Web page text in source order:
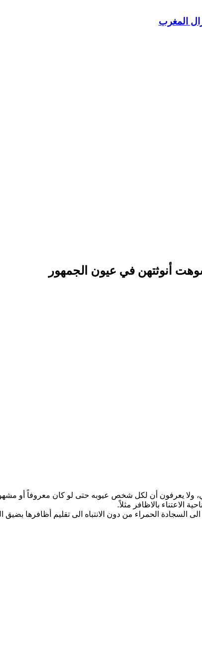
المغرب
أنوثتهن في عيون الجمهور
يعرفون أن لكل شخص عيوبه حتى لو كان معروفاً أو
الاعتناء بالاظافر مثلاً.
السجادة الحمراء من دون الانتباه الى تقليم أظافرها